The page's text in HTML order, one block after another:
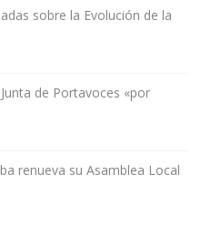
sobre la Evolución de la
de Portavoces «por
renueva su Asamblea Local